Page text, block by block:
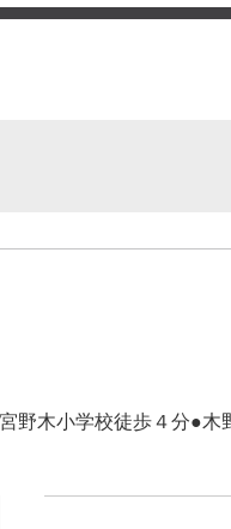
野木小学校徒歩４分●木